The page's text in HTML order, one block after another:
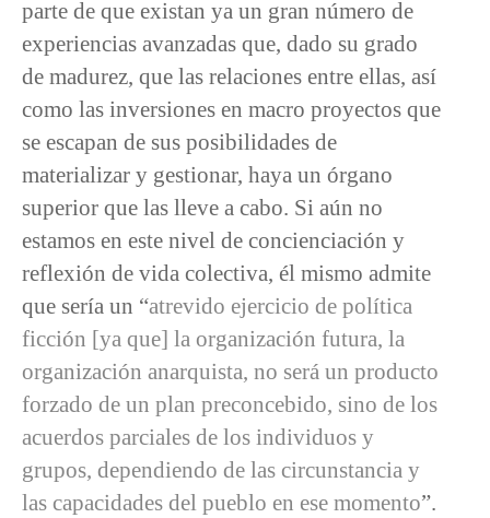
parte de que existan ya un gran número de
experiencias avanzadas que, dado su grado
de madurez, que las relaciones entre ellas, así
como las inversiones en macro proyectos que
se escapan de sus posibilidades de
materializar y gestionar, haya un órgano
superior que las lleve a cabo. Si aún no
estamos en este nivel de concienciación y
reflexión de vida colectiva, él mismo admite
que sería un “atrevido ejercicio de política
ficción [ya que] la organización futura, la
organización anarquista, no será un producto
forzado de un plan preconcebido, sino de los
acuerdos parciales de los individuos y
grupos, dependiendo de las circunstancia y
las capacidades del pueblo en ese momento”.